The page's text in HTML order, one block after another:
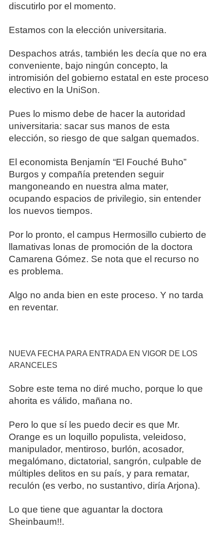
discutirlo por el momento.
Estamos con la elección universitaria.
Despachos atrás, también les decía que no era
conveniente, bajo ningún concepto, la
intromisión del gobierno estatal en este proceso
electivo en la UniSon.
Pues lo mismo debe de hacer la autoridad
universitaria: sacar sus manos de esta
elección, so riesgo de que salgan quemados.
El economista Benjamín “El Fouché Buho”
Burgos y compañía pretenden seguir
mangoneando en nuestra alma mater,
ocupando espacios de privilegio, sin entender
los nuevos tiempos.
Por lo pronto, el campus Hermosillo cubierto de
llamativas lonas de promoción de la doctora
Camarena Gómez. Se nota que el recurso no
es problema.
Algo no anda bien en este proceso. Y no tarda
en reventar.
NUEVA FECHA PARA ENTRADA EN VIGOR DE LOS
ARANCELES
Sobre este tema no diré mucho, porque lo que
ahorita es válido, mañana no.
Pero lo que sí les puedo decir es que Mr.
Orange es un loquillo populista, veleidoso,
manipulador, mentiroso, burlón, acosador,
megalómano, dictatorial, sangrón, culpable de
múltiples delitos en su país, y para rematar,
reculón (es verbo, no sustantivo, diría Arjona).
Lo que tiene que aguantar la doctora
Sheinbaum!!.